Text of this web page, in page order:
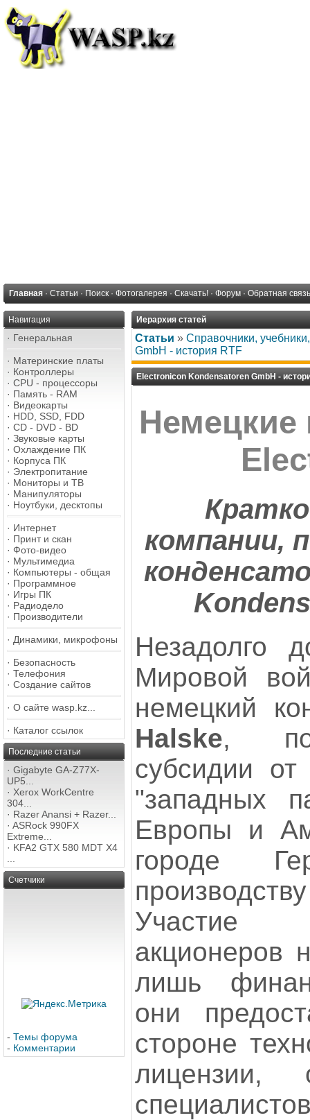
Главная · Статьи · Поиск · Фотогалерея · Скачать! · Форум · Обратная связь
Навигация
· Генеральная
· Материнские платы
· Контроллеры
· CPU - процессоры
· Память - RAM
· Видеокарты
· HDD, SSD, FDD
· CD - DVD - BD
· Звуковые карты
· Охлаждение ПК
· Корпуса ПК
· Электропитание
· Мониторы и ТВ
· Манипуляторы
· Ноутбуки, десктопы
· Интернет
· Принт и скан
· Фото-видео
· Мультимедиа
· Компьютеры - общая
· Программное
· Игры ПК
· Радиодело
· Производители
· Динамики, микрофоны
· Безопасность
· Телефония
· Создание сайтов
· О сайте wasp.kz...
· Каталог ссылок
Последние статьи
· Gigabyte GA-Z77X-
UP5...
· Xerox WorkCentre
304...
· Razer Anansi + Razer...
· ASRock 990FX
Extreme...
· KFA2 GTX 580 MDT X4
Счетчики
- Темы форума
- Комментарии
Иерархия статей
Статьи » Справочники,
GmbH - история RTF
Electronicon Kondensatoren GmbH -
Немецкие
компании,
Незадолго
Мировой
немецкий
Halske,
субсидии от
"западных
Европы и
городе
Участие
акционеров
лишь
они
стороне
лицензии,